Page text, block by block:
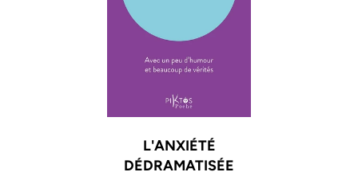
L'ANXIÉTÉ
DÉDRAMATISÉE